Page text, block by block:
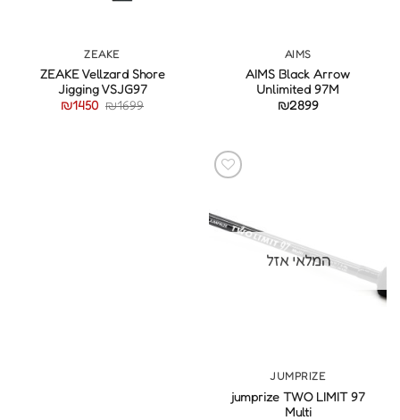
AIMS
AIMS Black Arrow
Unlimited 97M
₪2899
ZEAKE
ZEAKE Vellzard Shore
Jigging VSJG97
₪1699
המחיר
₪1450
המלאי אזל
JUMPRIZE
jumprize TWO LIMIT 97
Multi